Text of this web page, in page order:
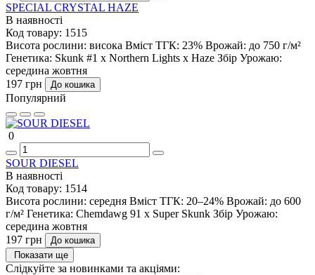
SPECIAL CRYSTAL HAZE
В наявності
Код товару: 1515
Висота рослини: висока Вміст ТГК: 23% Врожай: до 750 г/м²
Генетика: Skunk #1 x Northern Lights x Haze Збір Урожаю:
середина жовтня
197 грн
До кошика
Популярний
0
SOUR DIESEL
В наявності
Код товару: 1514
Висота рослини: середня Вміст ТГК: 20–24% Врожай: до 600
г/м² Генетика: Chemdawg 91 x Super Skunk Збір Урожаю:
середина жовтня
197 грн
До кошика
Показати ще
Слідкуйте за новинками та акціями: